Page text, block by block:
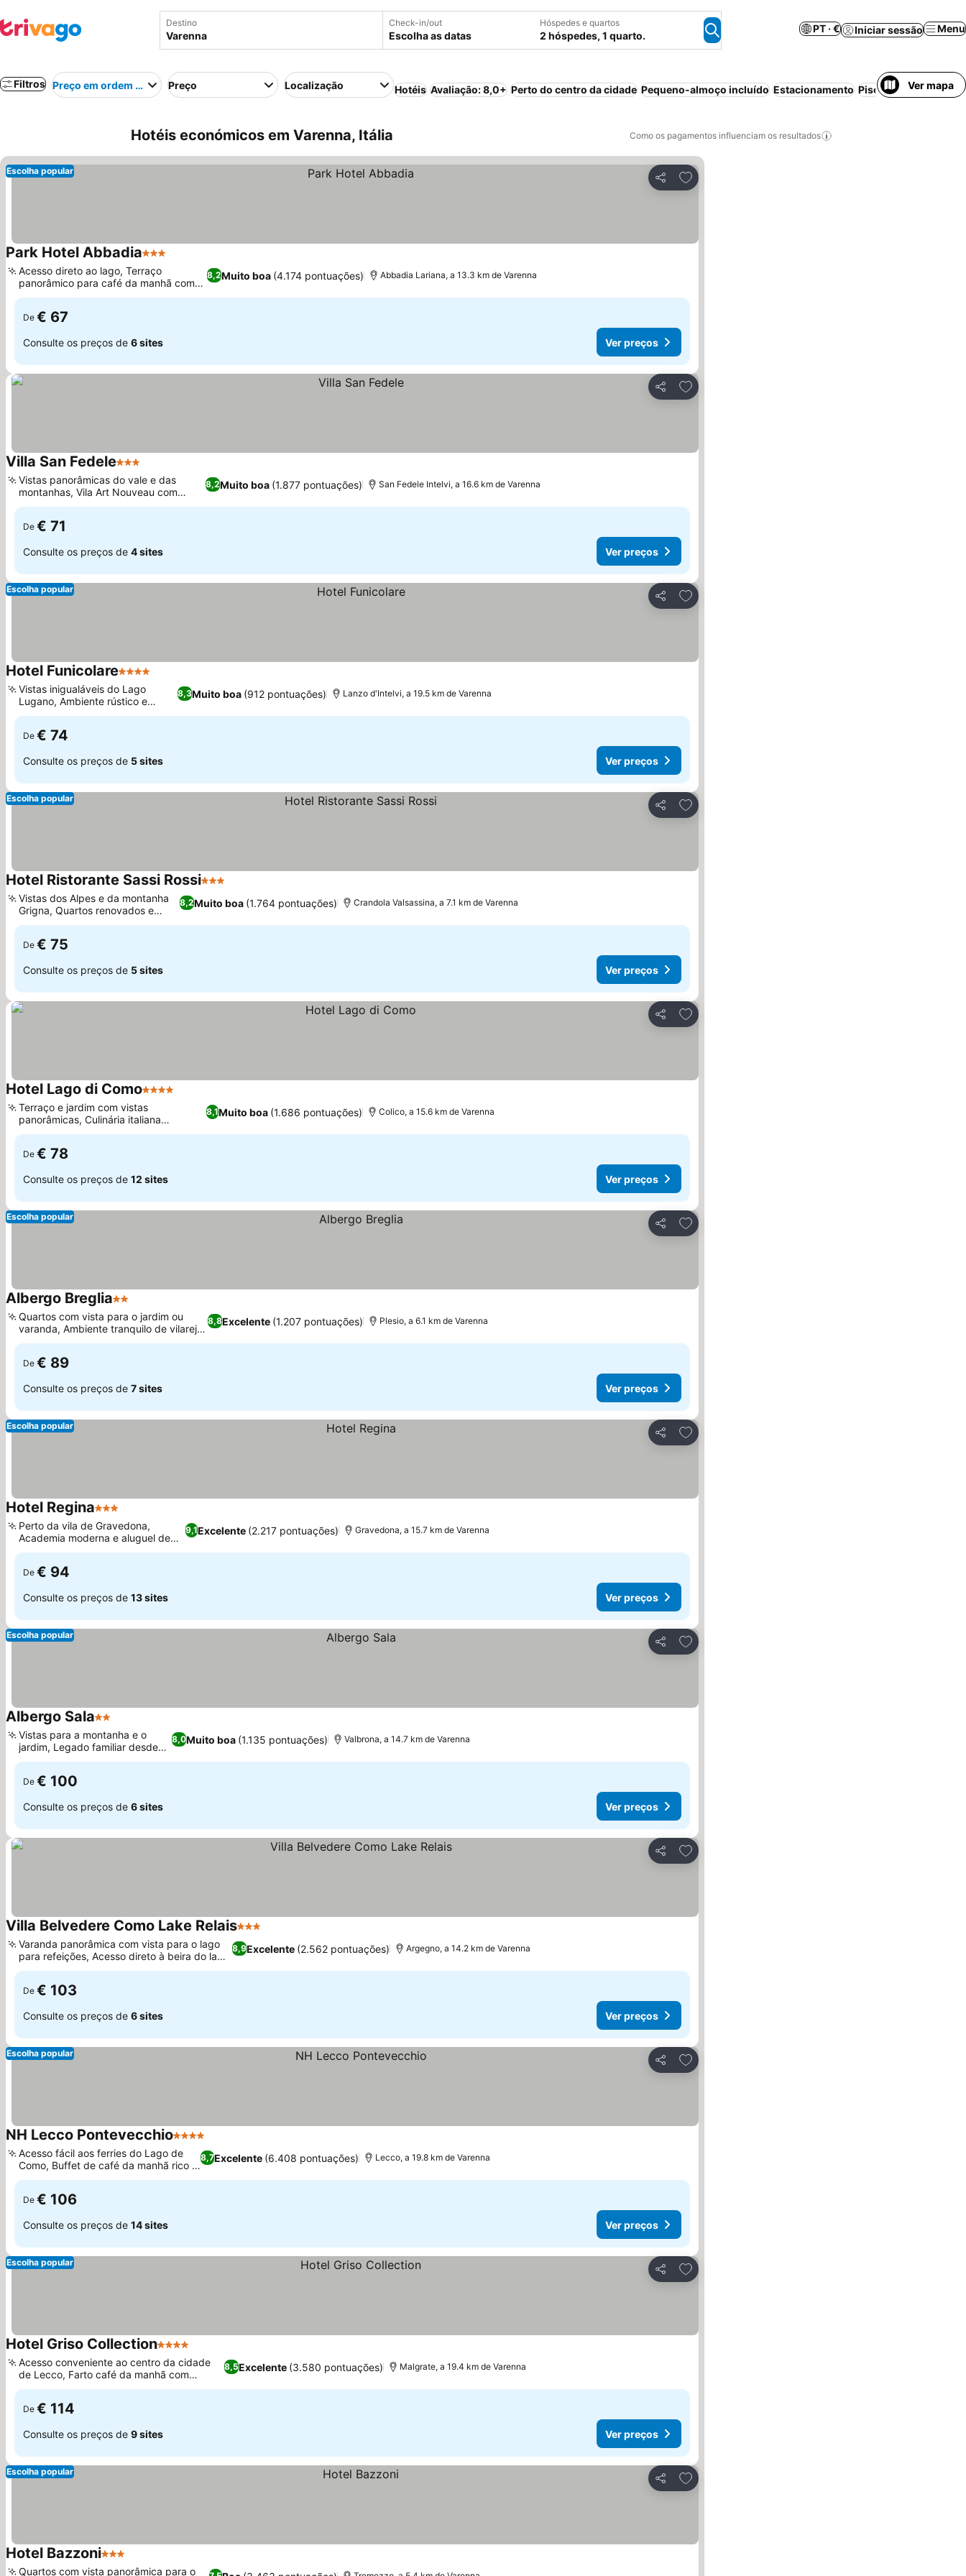
Destino Check-in/out
Escolha as datas
Hóspedes e quartos
2 hóspedes, 1 quarto.
PT · € Iniciar sessão Menu
Filtros Preço em ordem crescentePreço Localização Hotéis Avaliação: 8,0+ Perto do centro da cidade Pequeno-almoço incluído Estacionamento Piscina ArVer mapa
Hotéis económicos em Varenna, Itália Como os pagamentos influenciam os resultados
Partilhar
Adicionar aos favoritos
Escolha popular
Park Hotel Abbadia3 Estrelas
8,2Muito boa (4.174 pontuações)
Acesso direto ao lago, Terraço
panorâmico para café da manhã com
vista para o lago
Abbadia Lariana, a 13.3 km de Varenna
De € 67
Consulte os preços de 6 sites Ver preços
Partilhar
Adicionar aos favoritos
Villa San Fedele3 Estrelas
8,2Muito boa (1.877 pontuações)
Vistas panorâmicas do vale e das
montanhas, Vila Art Nouveau com
charme histórico
San Fedele Intelvi, a 16.6 km de Varenna
De € 71
Consulte os preços de 4 sites Ver preços
Partilhar
Adicionar aos favoritos
Escolha popular
Hotel Funicolare4 Estrelas
8,3Muito boa (912 pontuações)
Vistas inigualáveis do Lago
Lugano, Ambiente rústico e
charmoso
Lanzo d'Intelvi, a 19.5 km de Varenna
De € 74
Consulte os preços de 5 sites Ver preços
Partilhar
Adicionar aos favoritos
Escolha popular
Hotel Ristorante Sassi Rossi3 Estrelas
8,2Muito boa (1.764 pontuações)
Vistas dos Alpes e da montanha
Grigna, Quartos renovados e
limpos
Crandola Valsassina, a 7.1 km de Varenna
De € 75
Consulte os preços de 5 sites Ver preços
Partilhar
Adicionar aos favoritos
Hotel Lago di Como4 Estrelas
8,1Muito boa (1.686 pontuações)
Terraço e jardim com vistas
panorâmicas, Culinária italiana
autêntica no Il Buon Gusto
Colico, a 15.6 km de Varenna
De € 78
Consulte os preços de 12 sites Ver preços
Partilhar
Adicionar aos favoritos
Escolha popular
Albergo Breglia2 Estrelas
8,8Excelente (1.207 pontuações)
Quartos com vista para o jardim ou
varanda, Ambiente tranquilo de vilarejo
com vistas
Plesio, a 6.1 km de Varenna
De € 89
Consulte os preços de 7 sites Ver preços
Partilhar
Adicionar aos favoritos
Escolha popular
Hotel Regina3 Estrelas
9,1Excelente (2.217 pontuações)
Perto da vila de Gravedona,
Academia moderna e aluguel de
bicicletas
Gravedona, a 15.7 km de Varenna
De € 94
Consulte os preços de 13 sites Ver preços
Partilhar
Adicionar aos favoritos
Escolha popular
Albergo Sala2 Estrelas
8,0Muito boa (1.135 pontuações)
Vistas para a montanha e o
jardim, Legado familiar desde
1860
Valbrona, a 14.7 km de Varenna
De € 100
Consulte os preços de 6 sites Ver preços
Partilhar
Adicionar aos favoritos
Villa Belvedere Como Lake Relais3 Estrelas
8,9Excelente (2.562 pontuações)
Varanda panorâmica com vista para o lago
para refeições, Acesso direto à beira do lago
e praia privativa
Argegno, a 14.2 km de Varenna
De € 103
Consulte os preços de 6 sites Ver preços
Partilhar
Adicionar aos favoritos
Escolha popular
NH Lecco Pontevecchio4 Estrelas
8,7Excelente (6.408 pontuações)
Acesso fácil aos ferries do Lago de
Como, Buffet de café da manhã rico e
variado
Lecco, a 19.8 km de Varenna
De € 106
Consulte os preços de 14 sites Ver preços
Partilhar
Adicionar aos favoritos
Escolha popular
Hotel Griso Collection4 Estrelas
8,5Excelente (3.580 pontuações)
Acesso conveniente ao centro da cidade
de Lecco, Farto café da manhã com
especialidades locais
Malgrate, a 19.4 km de Varenna
De € 114
Consulte os preços de 9 sites Ver preços
Partilhar
Adicionar aos favoritos
Escolha popular
Hotel Bazzoni3 Estrelas
Quartos com vista panorâmica para o